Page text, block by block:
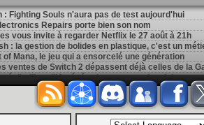
: Fighting Souls n'aura pas de test aujourd'hui
Repairs porte bien son nom
vous invite à regarder Netflix le 27 août à 21h
: la gestion de bolides en plastique, c'est un
Mana, le jeu qui a ensorcelé une génération
ventes de Switch 2 dépassent déjà celles de la
de Halo : Campaign Evolved
l’affichage emblématique de la Game Boy
Éclatants » arriveront sur Switch 2 en